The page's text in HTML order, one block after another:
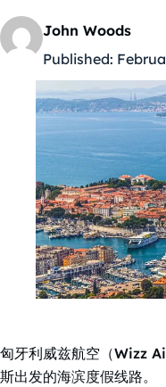
John Woods
Published:
匈牙利威兹航空（Wizz
斯出发的海滨度假线路。